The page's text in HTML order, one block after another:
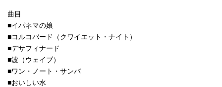
曲目
■イパネマの娘
■コルコバード（クワイエット・ナイト）
■デサフィナード
■波（ウェイブ）
■ワン・ノート・サンバ
■おいしい水